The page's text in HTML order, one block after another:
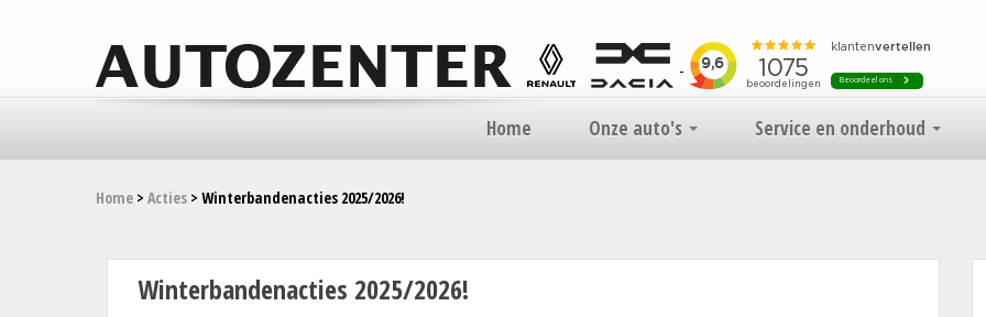
Home Onze auto's Service en onderhoud
Home > Acties > Winterbandenacties 2025/2026!
Winterbandenacties 2025/2026!